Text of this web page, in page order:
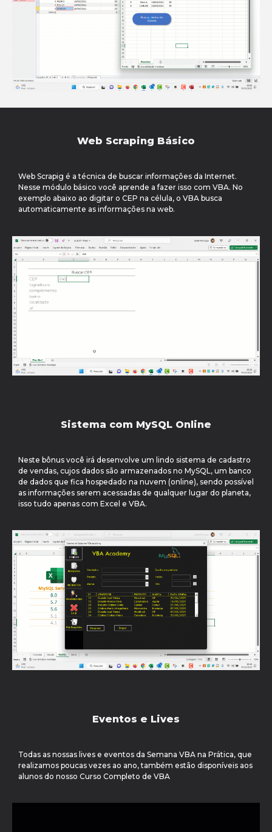
Web Scraping Básico
Web Scrapig é a técnica de buscar informações da Internet.
Nesse módulo básico você aprende a fazer isso com VBA. No
exemplo abaixo ao digitar o CEP na célula, o VBA busca
automaticamente as informações na web.
Sistema com MySQL Online
Neste bônus você irá desenvolve um lindo sistema de cadastro
de vendas, cujos dados são armazenados no MySQL, um banco
de dados que fica hospedado na nuvem (online), sendo possível
as informações serem acessadas de qualquer lugar do planeta,
isso tudo apenas com Excel e VBA.
Eventos e Lives
Todas as nossas lives e eventos da Semana VBA na Prática, que
realizamos poucas vezes ao ano, também estão disponíveis aos
alunos do nosso Curso Completo de VBA